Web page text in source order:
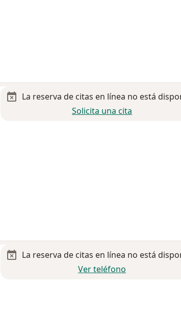
La reserva de citas en línea no está
Solicita una cita
La reserva de citas en línea no está
Ver teléfono